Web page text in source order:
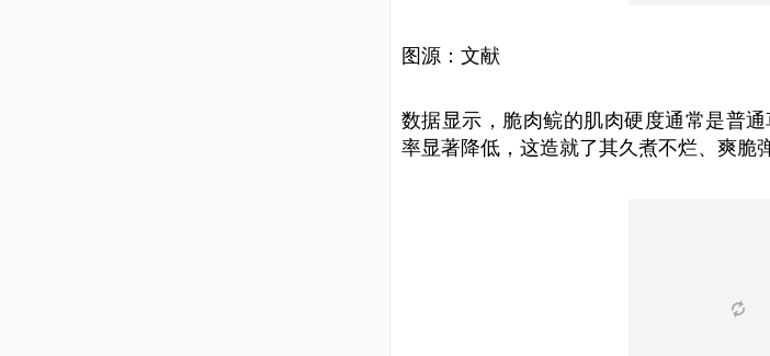
图源：文献
数据显示，脆肉鲩的肌肉硬度通常是普
率显著降低，这造就了其久煮不烂、爽脆